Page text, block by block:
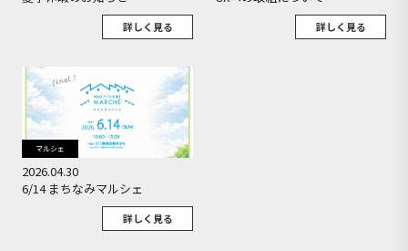
詳しく見る 詳しく見る
マルシェ
2026.04.30
6/14 まちなみマルシェ
詳しく見る